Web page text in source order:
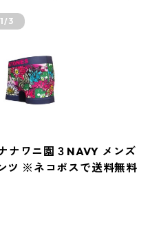
1/3
ナワニ園３NAVY メンズ
ツ ※ネコポスで送料無料